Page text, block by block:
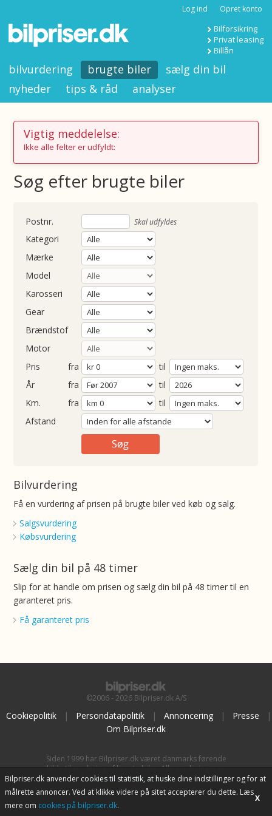
Log ind Opret konto
Bilforsikring
Privat leasing
Billån
bilvurdering brugte biler
sælg din bil
nyheder
tips & råd analyser
Vigtig meddelelse:
Ikke alle felter er udfyldt:
Søg efter brugte biler
Skal udfyldes
Kategori
Mærke
Model
Karosseri
Gear
Brændstof
Motor
Pris
fra
til
fra
til
fra
til
Afstand
Bilvurdering
Få en vurdering af prisen på brugte biler ved køb og salg.
Salgsvurdering
Købsvurdering
Sælg din bil på 48 timer
Slip for at handle om prisen og sælg din bil på 48 timer til en
garanteret pris.
Få garanteret pris
©2006 - 2026 Bilpriser.dk A/S
Cookiepolitik | Persondatapolitik | Annoncering | Presse
|
Om Bilpriser.dk
Siden 1999 har Bilpriser.dk været danmarks førende
kilde til vurdering af brugte biler. Alle vurderinger er
baseret påBilpriserPro Prisberegning , bilbranchens
uafhængige værktøj til bilvurdering.
Bilpriser.dk anvender cookies til statistik, at huske dine indstillinger og for at
målrette annoncer. Ved at klikke videre på sitet accepterer du dette. Læs
mere om cookies på bilpriser.dk.
X